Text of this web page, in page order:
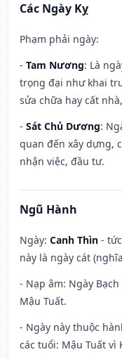
Các Ngày Kỵ
Phạm phải ngày:
- Tam Nương: Là
trọng đại như khai
sửa chữa hay cất
- Sát Chủ Dương:
quan đến xây dựng,
nhận việc, đầu tư.
Ngũ Hành
Ngày: Canh Thìn -
này là ngày cát
- Nạp âm: Ngày
Mậu Tuất.
- Ngày này thuộc
các tuổi: Mậu Tuất vì